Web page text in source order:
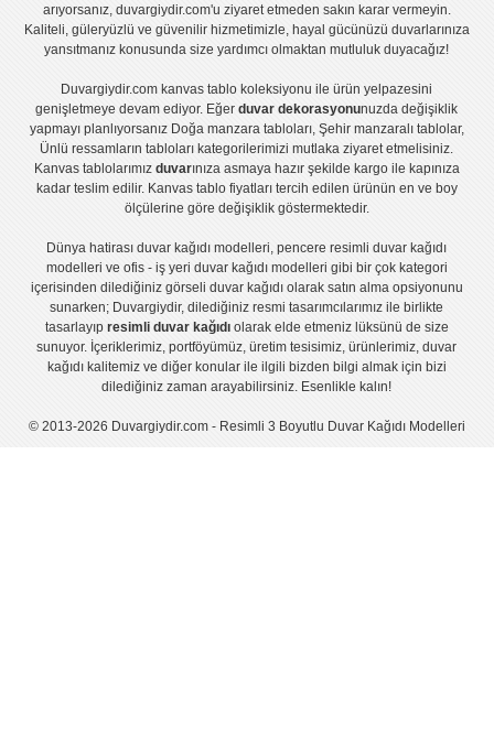
arıyorsanız, duvargiydir.com'u ziyaret etmeden sakın karar vermeyin.
Kaliteli, güleryüzlü ve güvenilir hizmetimizle, hayal gücünüzü duvarlarınıza
yansıtmanız konusunda size yardımcı olmaktan mutluluk duyacağız!
Duvargiydir.com kanvas tablo koleksiyonu ile ürün yelpazesini
genişletmeye devam ediyor. Eğerduvar dekorasyonunuzda değişiklik
yapmayı planlıyorsanız Doğa manzara tabloları, Şehir manzaralı tablolar,
Ünlü ressamların tabloları kategorilerimizi mutlaka ziyaret etmelisiniz.
Kanvas tablolarımız duvarınıza asmaya hazır şekilde kargo ile kapınıza
kadar teslim edilir. Kanvas tablo fiyatlarıtercih edilen ürünün en ve boy
ölçülerine göre değişiklik göstermektedir.
Dünya hatirası duvar kağıdı modelleri,pencere resimli duvar kağıdı
modelleri ve ofis - iş yeri duvar kağıdı modelleri gibi bir çok kategori
içerisinden dilediğiniz görseli duvar kağıdı olarak satın alma opsiyonunu
sunarken; Duvargiydir, dilediğiniz resmi tasarımcılarımız ile birlikte
tasarlayıp resimli duvar kağıdıolarak elde etmeniz lüksünü de size
sunuyor. İçeriklerimiz, portföyümüz, üretim tesisimiz, ürünlerimiz, duvar
kağıdı kalitemiz ve diğer konular ile ilgili bizden bilgi almak için bizi
dilediğiniz zaman arayabilirsiniz. Esenlikle kalın!
© 2013-2026 Duvargiydir.com - Resimli 3 Boyutlu Duvar Kağıdı Modelleri